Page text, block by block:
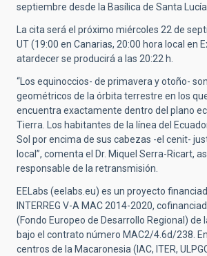
septiembre desde la Basílica de Santa
La cita será el próximo miércoles 22 de
UT (19:00 en Canarias, 20:00 hora local en
atardecer se producirá a las 20:22 h.
“Los equinoccios- de primavera y otoño-
geométricos de la órbita terrestre en los
encuentra exactamente dentro del plano
Tierra. Los habitantes de la línea del
Sol por encima de sus cabezas -el cenit-
local”, comenta el Dr. Miquel Serra-Ricart,
responsable de la retransmisión.
EELabs (eelabs.eu) es un proyecto
INTERREG V-A MAC 2014-2020,
(Fondo Europeo de Desarrollo Regional) de
bajo el contrato número MAC2/4.6d/238.
centros de la Macaronesia (IAC, ITER,